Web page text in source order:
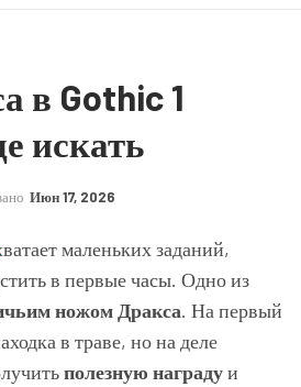
в Gothic 1
искать
Июн 17, 2026
маленьких заданий,
в первые часы. Одно из
ножом Дракса. На первый
в траве, но на деле
полезную наградуи